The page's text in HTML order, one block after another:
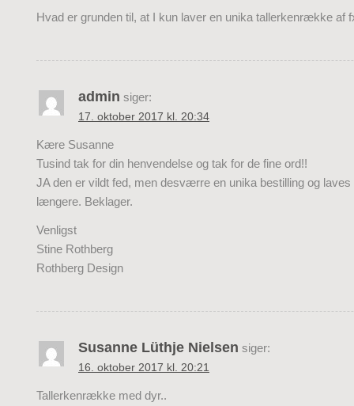
Hvad er grunden til, at I kun laver en unika tallerkenrække af
admin siger:
17. oktober 2017 kl. 20:34
Kære Susanne
Tusind tak for din henvendelse og tak for de fine ord!!
JA den er vildt fed, men desværre en unika bestilling og
længere. Beklager.
Venligst
Stine Rothberg
Rothberg Design
Susanne Lüthje Nielsen siger:
16. oktober 2017 kl. 20:21
Tallerkenrække med dyr..